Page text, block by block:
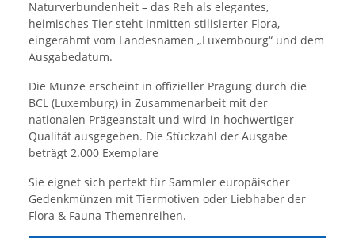
Naturverbundenheit – das Reh als elegantes,
heimisches Tier steht inmitten stilisierter Flora,
eingerahmt vom Landesnamen „Luxembourg“ und dem
Ausgabedatum.
Die Münze erscheint in offizieller Prägung durch die
BCL (Luxemburg) in Zusammenarbeit mit der
nationalen Prägeanstalt und wird in hochwertiger
Qualität ausgegeben. Die Stückzahl der Ausgabe
beträgt 2.000 Exemplare
Sie eignet sich perfekt für Sammler europäischer
Gedenkmünzen mit Tiermotiven oder Liebhaber der
Flora & Fauna Themenreihen.